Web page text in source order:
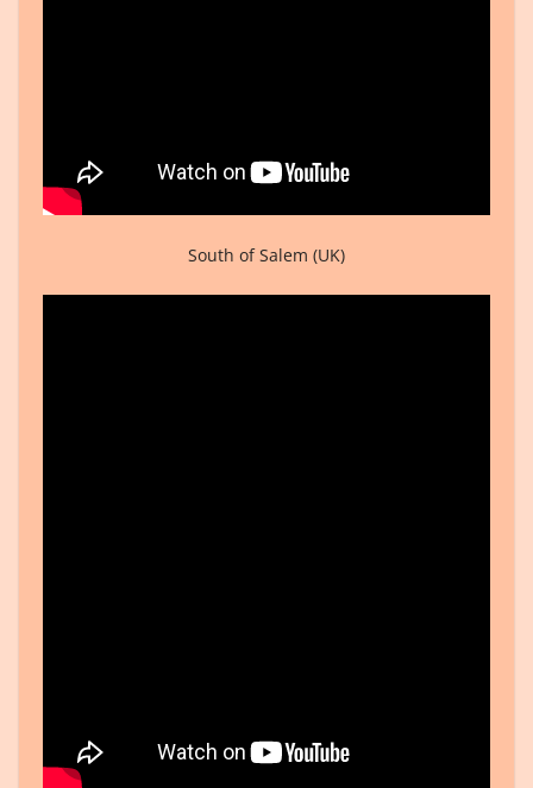
South of Salem (UK)